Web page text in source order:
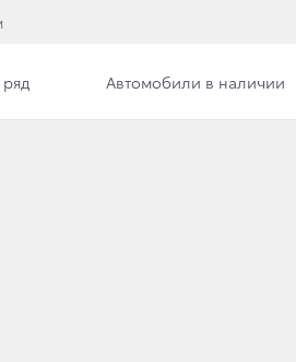
Автомобили в наличии
CAMRY —